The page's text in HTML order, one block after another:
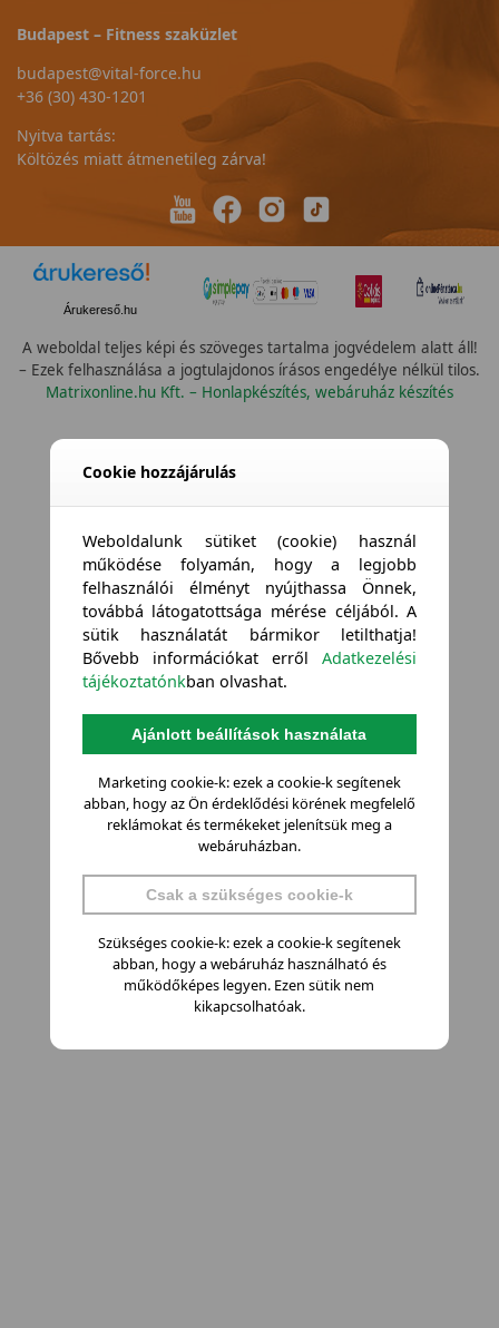
Budapest – Fitness szaküzlet
budapest@vital-force.hu
+36 (30) 430-1201
Nyitva tartás:
Költözés miatt átmenetileg zárva!
Árukereső.hu
A weboldal teljes képi és szöveges tartalma jogvédelem alatt áll!
– Ezek felhasználása a jogtulajdonos írásos engedélye nélkül tilos.
Matrixonline.hu Kft. – Honlapkészítés, webáruház készítés
Cookie hozzájárulás
Weboldalunk sütiket (cookie) használ
működése folyamán, hogy a legjobb
felhasználói élményt nyújthassa Önnek,
továbbá látogatottsága mérése céljából. A
sütik használatát bármikor letilthatja!
Bővebb információkat errőlAdatkezelési
tájékoztatónkban olvashat.
Ajánlott beállítások használata
Marketing cookie-k: ezek a cookie-k segítenek
abban, hogy az Ön érdeklődési körének megfelelő
reklámokat és termékeket jelenítsük meg a
webáruházban.
Csak a szükséges cookie-k
Szükséges cookie-k: ezek a cookie-k segítenek
abban, hogy a webáruház használható és
működőképes legyen. Ezen sütik nem
kikapcsolhatóak.